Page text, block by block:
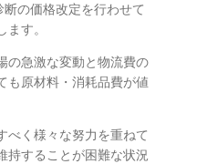
の価格改定を行わせて
す。
の急激な変動と物流費の
も原材料・消耗品費が値
べく様々な努力を重ねて
持することが困難な状況